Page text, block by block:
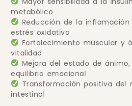
metabólico
Reducción de la
estrés oxidativo
Fortalecimiento muscular y
vitalidad
Mejora del estado de
equilibrio emocional
Transformación positiva del
intestinal